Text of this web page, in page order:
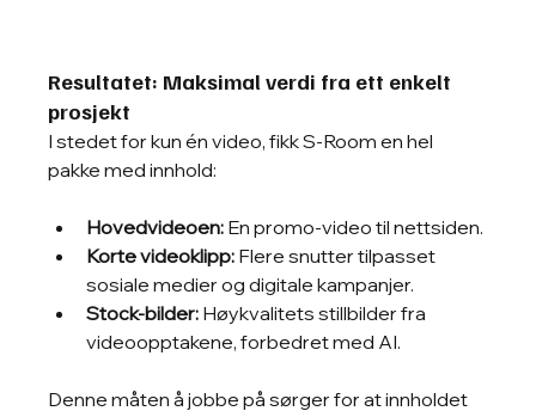
Resultatet: Maksimal verdi fra ett enkelt
prosjekt
I stedet for kun én video, fikk S-Room en hel
pakke med innhold:
Hovedvideoen: En promo-video til nettsiden.
Korte videoklipp: Flere snutter tilpasset
sosiale medier og digitale kampanjer.
Stock-bilder: Høykvalitets stillbilder fra
videoopptakene, forbedret med AI.
Denne måten å jobbe på sørger for at innholdet